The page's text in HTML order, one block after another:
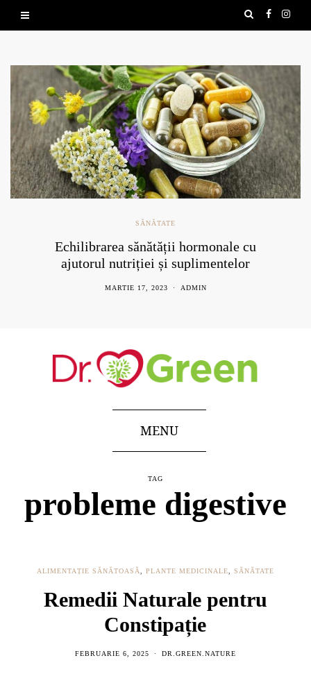
SĂNĂTATE
Echilibrarea sănătății hormonale cu
ajutorul nutriției și suplimentelor
MARTIE 17, 2023 ADMIN
MENU
TAG
probleme digestive
ALIMENTAȚIE SĂNĂTOASĂ PLANTE MEDICINALE SĂNĂTATE
Remedii Naturale pentru
Constipație
FEBRUARIE 6, 2025 DR.GREEN.NATURE